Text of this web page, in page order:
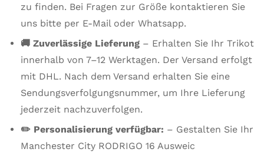
zu finden. Bei Fragen zur Größe kontaktieren Sie
uns bitte per E-Mail oder Whatsapp.
🚚 Zuverlässige Lieferung – Erhalten Sie Ihr Trikot
innerhalb von 7–12 Werktagen. Der Versand erfolgt
mit DHL. Nach dem Versand erhalten Sie eine
Sendungsverfolgungsnummer, um Ihre Lieferung
jederzeit nachzuverfolgen.
✏️ Personalisierung verfügbar: – Gestalten Sie Ihr
Manchester City RODRIGO 16 Ausweic